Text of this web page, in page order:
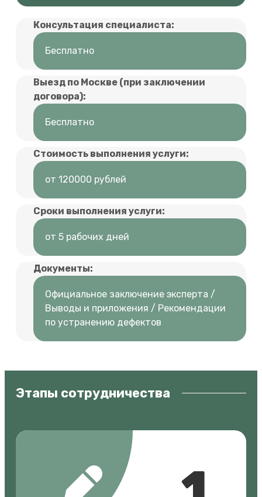
Консультация специалиста:
Бесплатно
Выезд по Москве (при заключении
договора):
Бесплатно
Стоимость выполнения услуги:
от 120000 рублей
Сроки выполнения услуги:
от 5 рабочих дней
Документы:
Официальное заключение эксперта /
Выводы и приложения / Рекомендации
по устранению дефектов
Этапы сотрудничества